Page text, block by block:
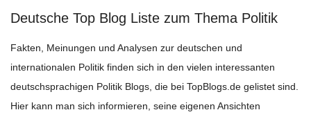
Deutsche Top Blog Liste zum Thema Politik
Fakten, Meinungen und Analysen zur deutschen und
internationalen Politik finden sich in den vielen interessanten
deutschsprachigen Politik Blogs, die bei TopBlogs.de gelistet sind.
Hier kann man sich informieren, seine eigenen Ansichten